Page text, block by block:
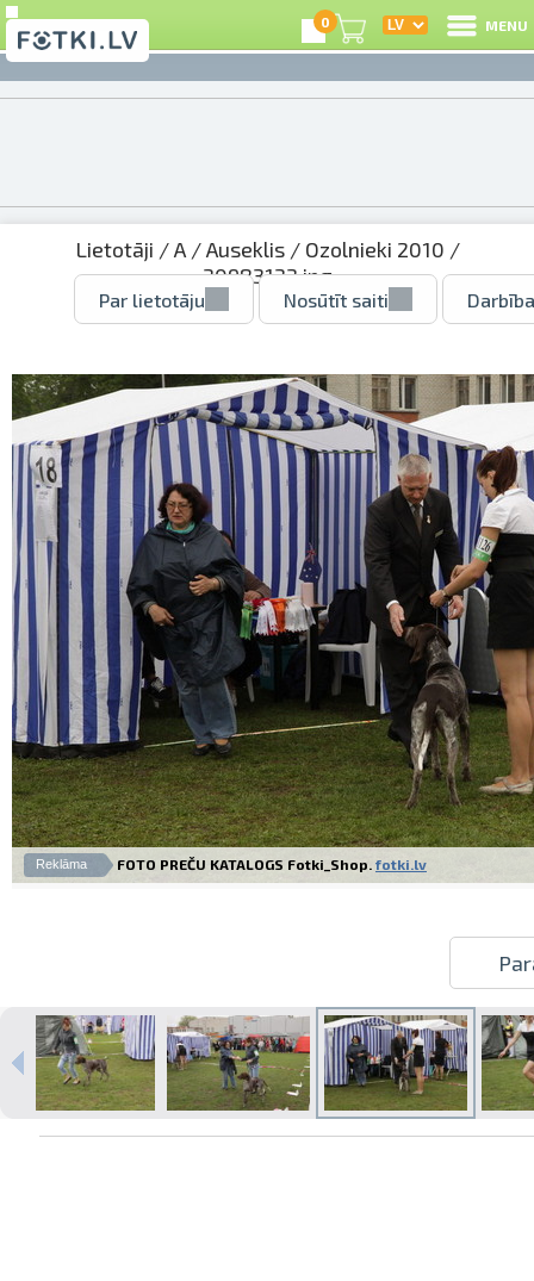
Izdrukas 1h laikā Rīgā – pasūtiet
0 MENU
Lietotāji /A/Auseklis/ Ozolnieki 2010 /
30983133.jpg
Par lietotāju Nosūtīt saiti
Reklāma FOTO PREČU KATALOGS Fotki_Shop. fotki.lv